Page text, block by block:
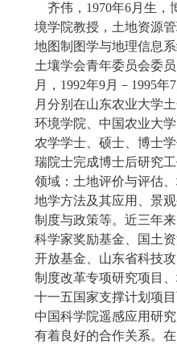
齐伟，1970年6月生，
境学院教授，土地资源
地图制图学与地理信息
土壤学会青年委员会委
月，1992年9月－1995年
月分别在山东农业大学
环境学院、中国农业大
农学学士、硕士、博士
瑞院士完成博士后研究
领域：土地评价与评估
地学方法及其应用、景
制度与政策等。近三年
科学家奖励基金、国土
开放基金、山东省科技
制度改革专项研究项目
十一五国家支撑计划项
中国科学院遥感应用研
有着良好的合作关系。